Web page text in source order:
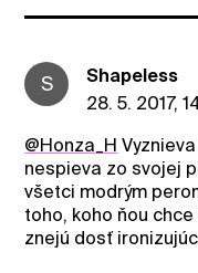
S
ShapeIess
28. 5. 2017,
@Honza_H
nespieva zo svojej
všetci modrým
toho, koho ňou
znejú dosť